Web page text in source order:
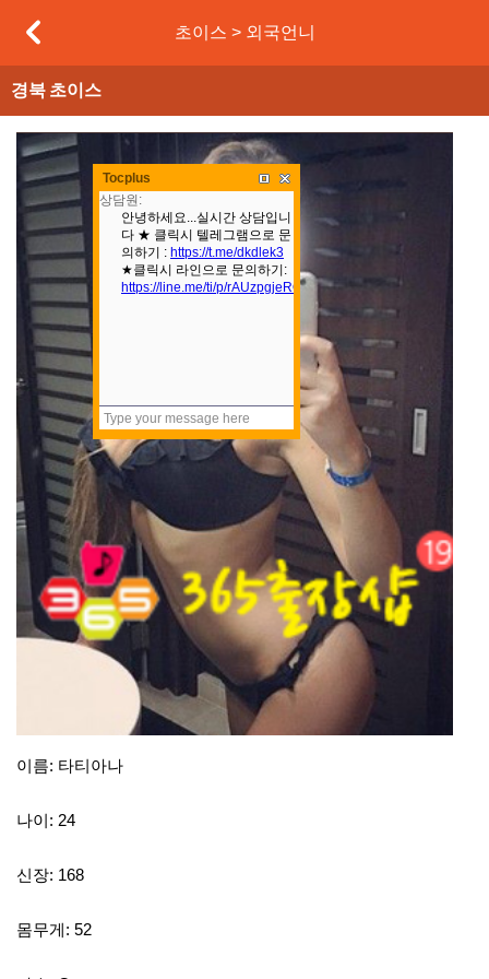
초이스 > 외국언니
경북 초이스
본문
이름: 타티아나
나이: 24
신장: 168
몸무게: 52
Tocplus